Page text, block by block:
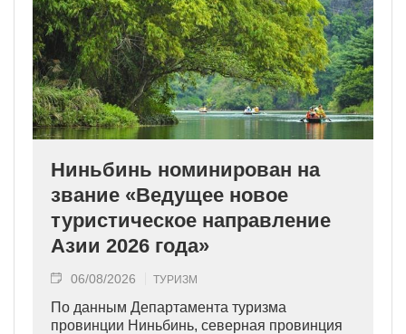
Ниньбинь номинирован на
звание «Ведущее новое
туристическое направление
Азии 2026 года»
06/08/2026 ТУРИЗМ
По данным Департамента туризма
провинции Ниньбинь, северная провинция